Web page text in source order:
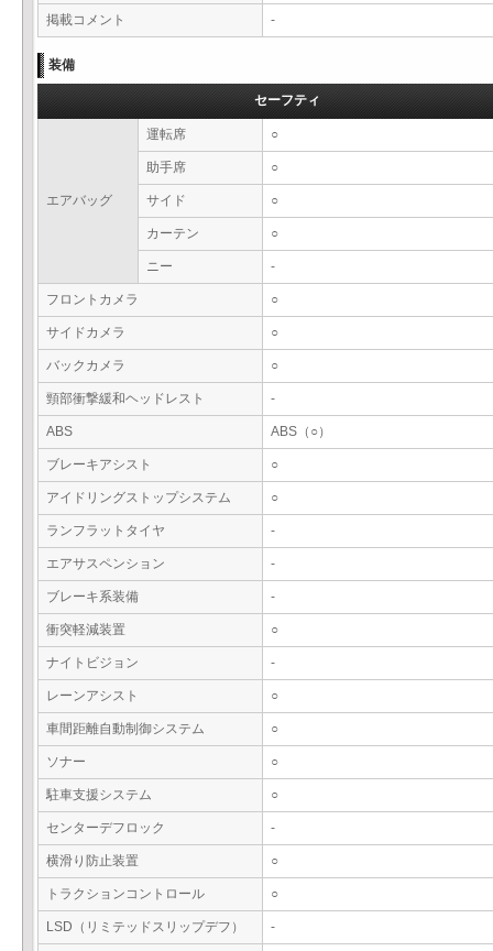
掲載コメント -
装備
セーフティ
エアバッグ
運転席 ○
助手席 ○
サイド ○
カーテン ○
ニー -
フロントカメラ ○
サイドカメラ ○
バックカメラ ○
頸部衝撃緩和ヘッドレスト -
ABS ABS（○）
ブレーキアシスト ○
アイドリングストップシステム ○
ランフラットタイヤ -
エアサスペンション -
ブレーキ系装備 -
衝突軽減装置 ○
ナイトビジョン -
レーンアシスト ○
車間距離自動制御システム ○
ソナー ○
駐車支援システム ○
センターデフロック -
横滑り防止装置 ○
トラクションコントロール ○
LSD（リミテッドスリップデフ） -